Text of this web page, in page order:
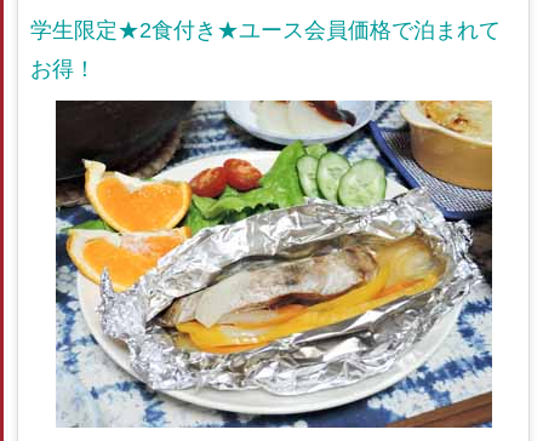
学生限定★2食付き★ユース会員価格で泊まれて
お得！